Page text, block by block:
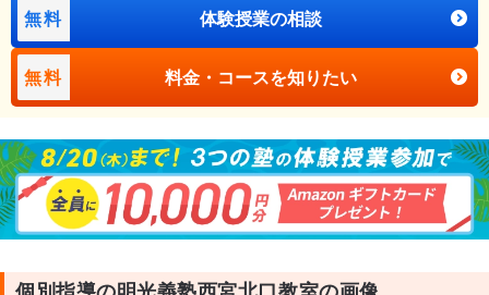
無料 体験授業の相談
無料 料金・コースを知りたい